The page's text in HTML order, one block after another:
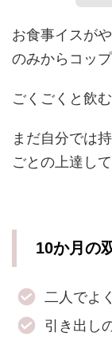
お食事イスが
のみからコッ
ごくごくと飲
まだ自分では
ごとの上達して
10か月の
二人でよ
引き出し